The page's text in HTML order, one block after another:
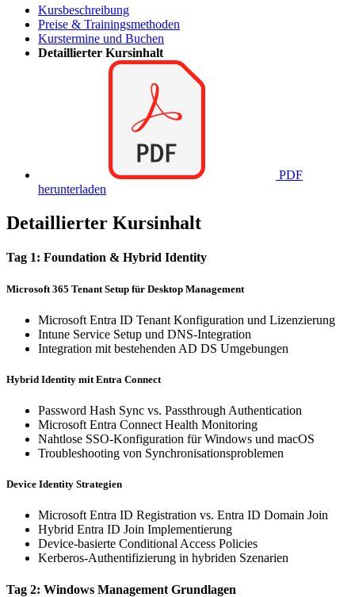
Kursbeschreibung
Preise & Trainingsmethoden
Kurstermine und Buchen
Detaillierter Kursinhalt
PDF
herunterladen
Detaillierter Kursinhalt
Tag 1: Foundation & Hybrid Identity
Microsoft 365 Tenant Setup für Desktop Management
Microsoft Entra ID Tenant Konfiguration und Lizenzierung
Intune Service Setup und DNS-Integration
Integration mit bestehenden AD DS Umgebungen
Hybrid Identity mit Entra Connect
Password Hash Sync vs. Passthrough Authentication
Microsoft Entra Connect Health Monitoring
Nahtlose SSO-Konfiguration für Windows und macOS
Troubleshooting von Synchronisationsproblemen
Device Identity Strategien
Microsoft Entra ID Registration vs. Entra ID Domain Join
Hybrid Entra ID Join Implementierung
Device-basierte Conditional Access Policies
Kerberos-Authentifizierung in hybriden Szenarien
Tag 2: Windows Management Grundlagen